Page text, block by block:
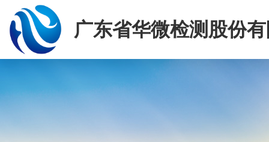
广东省华微检测股份